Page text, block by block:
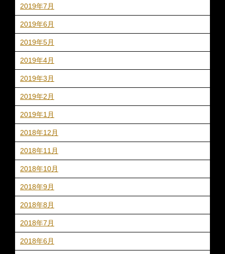
2019年7月
2019年6月
2019年5月
2019年4月
2019年3月
2019年2月
2019年1月
2018年12月
2018年11月
2018年10月
2018年9月
2018年8月
2018年7月
2018年6月